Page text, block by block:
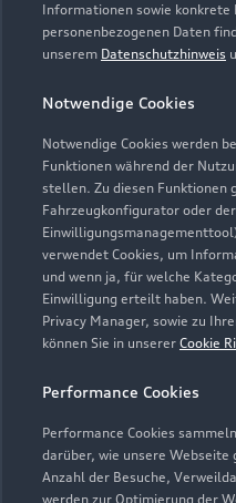
Informationen sowie konkrete
personenbezogenen Daten
unserem Datenschutzhinweis
Notwendige Cookies
Notwendige Cookies werden
Funktionen während der
stellen. Zu diesen Funktionen
Fahrzeugkonfigurator oder
verwendet Cookies, um
und wenn ja, für welche
Einwilligung erteilt haben.
Privacy Manager, sowie zu
können Sie in unserer Cookie
Performance Cookies
Performance Cookies
darüber, wie unsere Webseite
Anzahl der Besuche,
werden zur Optimierung der
Service
Geschlossen,
Teile- &
Geschlossen,
Modelle
Elektromodelle
Neuwagensuche
Gebrauchtwagensuche
Service & Zubehör
Support